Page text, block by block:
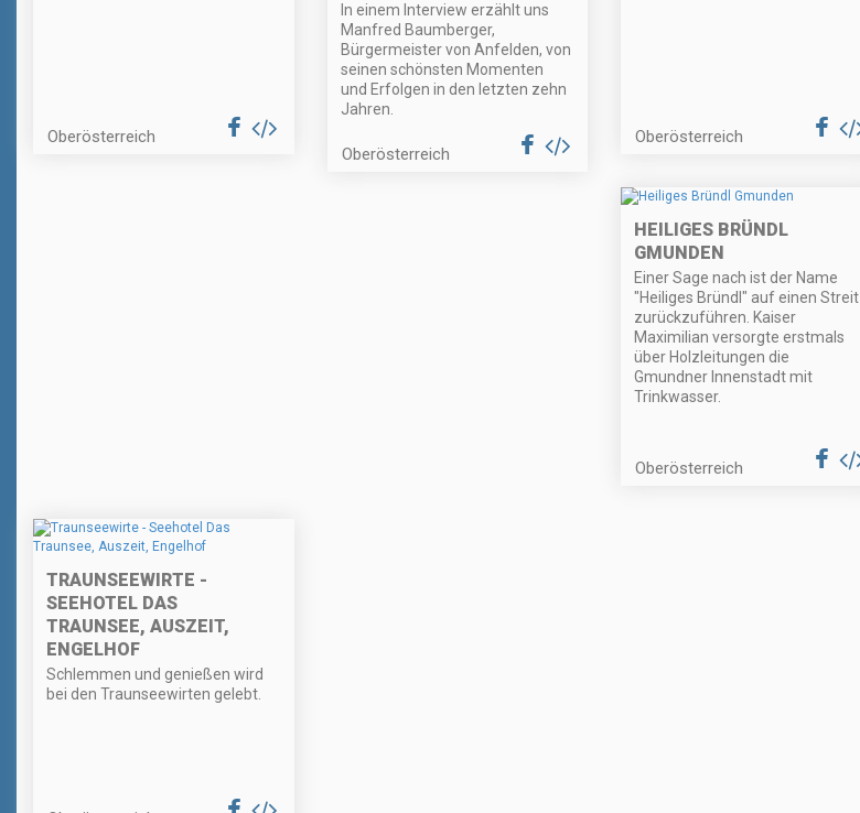
Oberösterreich
In einem Interview erzählt uns
Manfred Baumberger,
Bürgermeister von Anfelden, von
seinen schönsten Momenten
und Erfolgen in den letzten zehn
Jahren.
Oberösterreich
Oberösterreich
HEILIGES BRÜNDL
GMUNDEN
Einer Sage nach ist der Name
"Heiliges Bründl" auf einen Streit
zurückzuführen. Kaiser
Maximilian versorgte erstmals
über Holzleitungen die
Gmundner Innenstadt mit
Trinkwasser.
Oberösterreich
TRAUNSEEWIRTE -
SEEHOTEL DAS
TRAUNSEE, AUSZEIT,
ENGELHOF
Schlemmen und genießen wird
bei den Traunseewirten gelebt.